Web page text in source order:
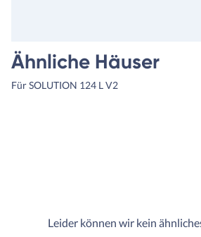
Ähnliche Häuser
Für SOLUTION 124 L V2
Leider können wir kein